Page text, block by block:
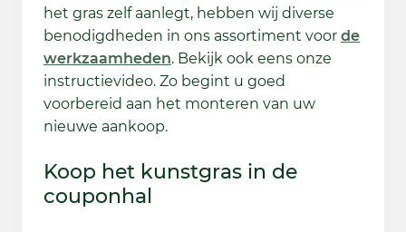
het gras zelf aanlegt, hebben wij diverse
benodigdheden in ons assortiment voor de
werkzaamheden. Bekijk ook eens onze
instructievideo. Zo begint u goed
voorbereid aan het monteren van uw
nieuwe aankoop.
Koop het kunstgras in de
couponhal